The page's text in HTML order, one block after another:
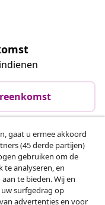
gaat u ermee akkoord
(45 derde partijen)
gebruiken om de
analyseren, en
te bieden. Wij en
surfgedrag op
advertenties en voor